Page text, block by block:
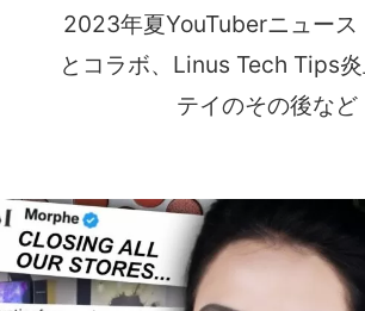
2023年夏YouTuberニュー
とコラボ、Linus Tech Tips炎
テイのその後など